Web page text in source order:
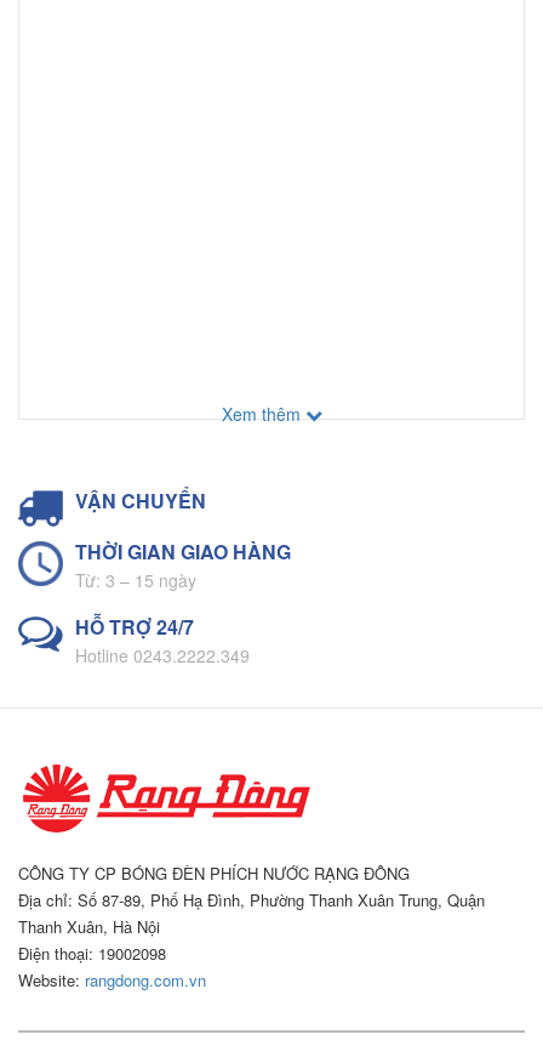
Xem thêm
VẬN CHUYỂN
THỜI GIAN GIAO HÀNG
Từ: 3 – 15 ngày
HỖ TRỢ 24/7
Hotline 0243.2222.349
CÔNG TY CP BÓNG ĐÈN PHÍCH NƯỚC RẠNG ĐÔNG
Địa chỉ: Số 87-89, Phố Hạ Đình, Phường Thanh Xuân Trung, Quận
Thanh Xuân, Hà Nội
Điện thoại: 19002098
Website: rangdong.com.vn